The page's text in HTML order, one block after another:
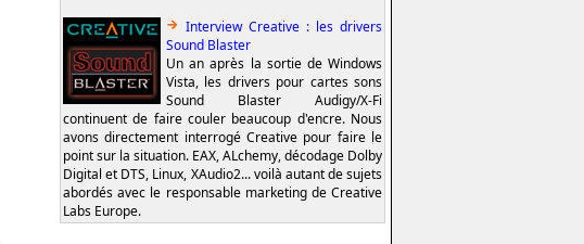
Interview Creative : les drivers
Sound Blaster
Un an après la sortie de Windows
Vista, les drivers pour cartes sons
Sound Blaster Audigy/X-Fi
continuent de faire couler beaucoup d'encre. Nous
avons directement interrogé Creative pour faire le
point sur la situation. EAX, ALchemy, décodage Dolby
Digital et DTS, Linux, XAudio2... voilà autant de sujets
abordés avec le responsable marketing de Creative
Labs Europe.